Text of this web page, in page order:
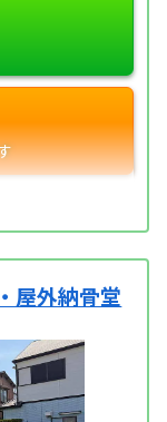
屋外納骨堂